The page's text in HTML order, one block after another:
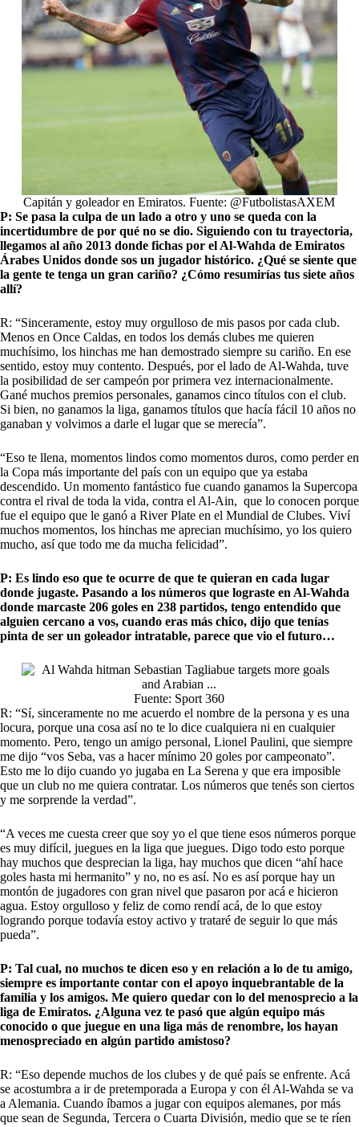
Capitán y goleador en Emiratos. Fuente: @FutbolistasAXEM
P: Se pasa la culpa de un lado a otro y uno se queda con la
incertidumbre de por qué no se dio. Siguiendo con tu trayectoria,
llegamos al año 2013 donde fichas por el Al-Wahda de Emiratos
Árabes Unidos donde sos un jugador histórico. ¿Qué se siente que
la gente te tenga un gran cariño? ¿Cómo resumirías tus siete años
allí?
R: “Sinceramente, estoy muy orgulloso de mis pasos por cada club.
Menos en Once Caldas, en todos los demás clubes me quieren
muchísimo, los hinchas me han demostrado siempre su cariño. En ese
sentido, estoy muy contento. Después, por el lado de Al-Wahda, tuve
la posibilidad de ser campeón por primera vez internacionalmente.
Gané muchos premios personales, ganamos cinco títulos con el club.
Si bien, no ganamos la liga, ganamos títulos que hacía fácil 10 años no
ganaban y volvimos a darle el lugar que se merecía”.
“Eso te llena, momentos lindos como momentos duros, como perder en
la Copa más importante del país con un equipo que ya estaba
descendido. Un momento fantástico fue cuando ganamos la Supercopa
contra el rival de toda la vida, contra el Al-Ain, que lo conocen porque
fue el equipo que le ganó a River Plate en el Mundial de Clubes. Viví
muchos momentos, los hinchas me aprecian muchísimo, yo los quiero
mucho, así que todo me da mucha felicidad”.
P: Es lindo eso que te ocurre de que te quieran en cada lugar
donde jugaste. Pasando a los números que lograste en Al-Wahda
donde marcaste 206 goles en 238 partidos, tengo entendido que
alguien cercano a vos, cuando eras más chico, dijo que tenías
pinta de ser un goleador intratable, parece que vio el futuro…
Fuente: Sport 360
R: “Sí, sinceramente no me acuerdo el nombre de la persona y es una
locura, porque una cosa así no te lo dice cualquiera ni en cualquier
momento. Pero, tengo un amigo personal, Lionel Paulini, que siempre
me dijo “vos Seba, vas a hacer mínimo 20 goles por campeonato”.
Esto me lo dijo cuando yo jugaba en La Serena y que era imposible
que un club no me quiera contratar. Los números que tenés son ciertos
y me sorprende la verdad”.
“A veces me cuesta creer que soy yo el que tiene esos números porque
es muy difícil, juegues en la liga que juegues. Digo todo esto porque
hay muchos que desprecian la liga, hay muchos que dicen “ahí hace
goles hasta mi hermanito” y no, no es así. No es así porque hay un
montón de jugadores con gran nivel que pasaron por acá e hicieron
agua. Estoy orgulloso y feliz de como rendí acá, de lo que estoy
logrando porque todavía estoy activo y trataré de seguir lo que más
pueda”.
P: Tal cual, no muchos te dicen eso y en relación a lo de tu amigo,
siempre es importante contar con el apoyo inquebrantable de la
familia y los amigos. Me quiero quedar con lo del menosprecio a la
liga de Emiratos. ¿Alguna vez te pasó que algún equipo más
conocido o que juegue en una liga más de renombre, los hayan
menospreciado en algún partido amistoso?
R: “Eso depende muchos de los clubes y de qué país se enfrente. Acá
se acostumbra a ir de pretemporada a Europa y con él Al-Wahda se va
a Alemania. Cuando íbamos a jugar con equipos alemanes, por más
que sean de Segunda, Tercera o Cuarta División, medio que se te ríen